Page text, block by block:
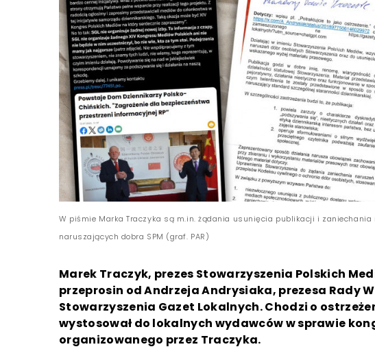
W piśmie Marka Traczyka są m.in. żądania usunięcia publikacji i
naruszających dobra SPM (graf. PAR)
Marek Traczyk, prezes Stowarzyszenia Polskich
przeprosin od Andrzeja Andrysiaka, prezesa Rady
Stowarzyszenia Gazet Lokalnych. Chodzi o
wystosował do lokalnych wydawców w sprawie
organizowanego przez Traczyka.